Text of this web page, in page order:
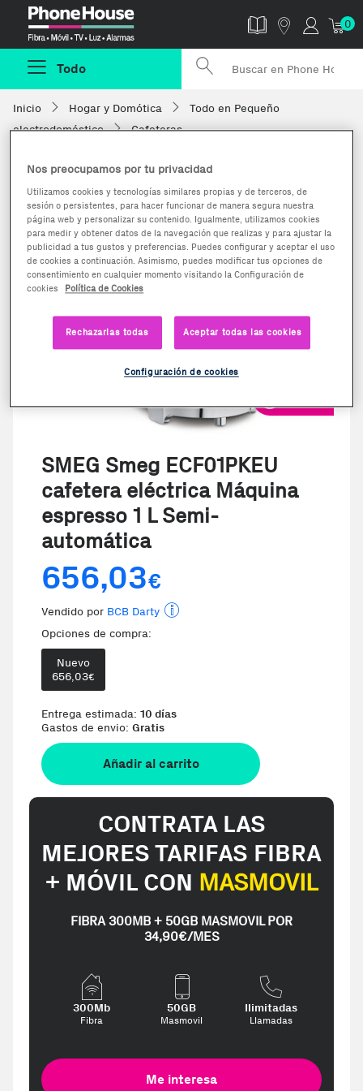
0
Todo
Inicio Hogar y Domótica
Todo en Pequeño
electrodoméstico
Cafeteras
SMEG Smeg ECF01PKEU
cafetera eléctrica Máquina
espresso 1 L Semi-
automática
656,03€
Vendido por BCB Darty
Opciones de compra:
Nuevo
656,03€
Entrega estimada: 10 días
Gastos de envio: Gratis
Añadir al carrito
CONTRATA LAS
MEJORES TARIFAS FIBRA
+ MÓVIL CON MASMOVIL
FIBRA 300MB + 50GB MASMOVIL POR
34,90€/MES
300Mb
Fibra
50GB
Masmovil
Ilimitadas
Llamadas
Me interesa
Nos preocupamos por tu privacidad
Utilizamos cookies y tecnologías similares propias y de terceros, de
sesión o persistentes, para hacer funcionar de manera segura nuestra
página web y personalizar su contenido. Igualmente, utilizamos cookies
para medir y obtener datos de la navegación que realizas y para ajustar la
publicidad a tus gustos y preferencias. Puedes configurar y aceptar el uso
de cookies a continuación. Asimismo, puedes modificar tus opciones de
consentimiento en cualquier momento visitando la Configuración de
cookies
Política de Cookies
Rechazarlas todas Aceptar todas las cookies
Configuración de cookies